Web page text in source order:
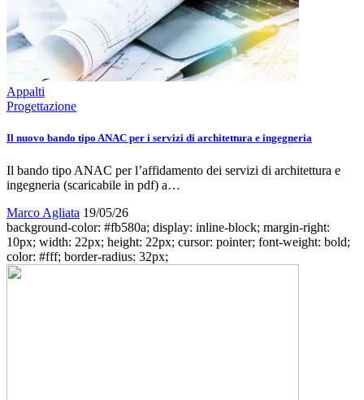
Appalti
Progettazione
Il nuovo bando tipo ANAC per i servizi di architettura e ingegneria
Il bando tipo ANAC per l’affidamento dei servizi di architettura e
ingegneria (scaricabile in pdf) a…
Marco Agliata 19/05/26
background-color: #fb580a; display: inline-block; margin-right:
10px; width: 22px; height: 22px; cursor: pointer; font-weight: bold;
color: #fff; border-radius: 32px;